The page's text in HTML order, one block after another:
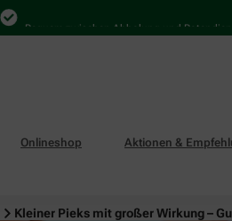
Bequem zwischen Abholung und Botendienst
Onlineshop Aktionen &
Kleiner Pieks mit großer Wirkung –